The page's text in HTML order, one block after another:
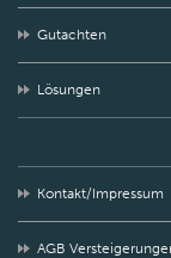
Gutachten
Lösungen
Kontakt/Impressum
AGB